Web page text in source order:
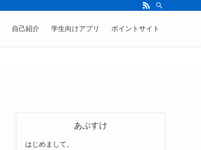
自己紹介 学生向けアプリ ポイントサイト
あぷすけ
はじめまして。